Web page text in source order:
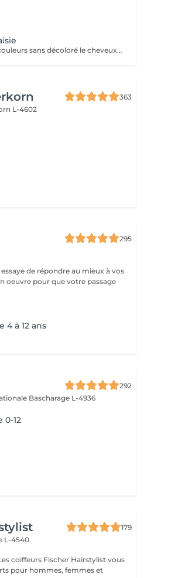
une ou deux petite mèches de couleurs sans décoloré le cheveux 9 euro part mèches posé
363
L-4602
295
de répondre au mieux à vos
4 à 12 ans
292
Bascharage L-4936
0-12
179
L-4540
pour hommes, femmes et